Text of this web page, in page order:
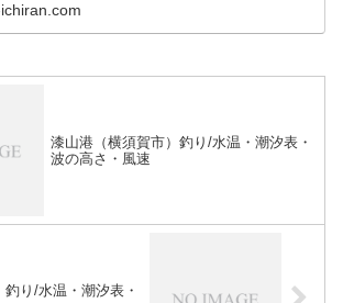
漆山港（横須賀市）釣り/水温・潮汐表・
波の高さ・風速
り/水温・潮汐表・